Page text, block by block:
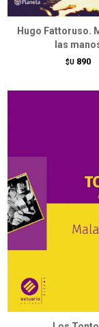
Hugo Fattoruso.
las
$U 890